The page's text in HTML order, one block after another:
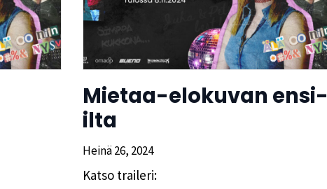
Mietaa-elokuvan ensi-
ilta
Heinä 26, 2024
Katso traileri: